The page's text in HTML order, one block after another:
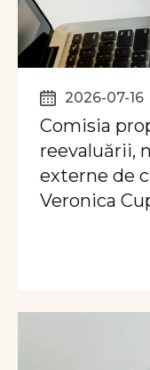
2026-07-16
Comisia
reevaluării,
externe de
Veronica